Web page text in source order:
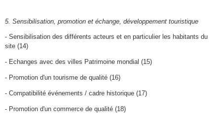
5. Sensibilisation, promotion et échange, développement touristique
- Sensibilisation des différents acteurs et en particulier les habitants du
site (14)
- Echanges avec des villes Patrimoine mondial (15)
- Promotion d'un tourisme de qualité (16)
- Compatibilité événements / cadre historique (17)
- Promotion d'un commerce de qualité (18)